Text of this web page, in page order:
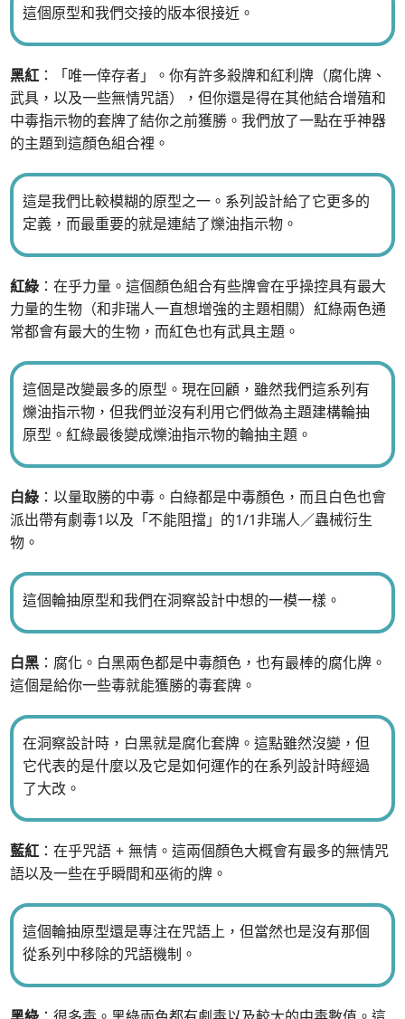
這個原型和我們交接的版本很接近。
黑紅 ：「唯一倖存者」。你有許多殺牌和紅利牌（腐化牌、
武具，以及一些無情咒語），但你還是得在其他結合增殖和
中毒指示物的套牌了結你之前獲勝。我們放了一點在乎神器
的主題到這顏色組合裡。
這是我們比較模糊的原型之一。系列設計給了它更多的
定義，而最重要的就是連結了爍油指示物。
紅綠 ：在乎力量。這個顏色組合有些牌會在乎操控具有最大
力量的生物（和非瑞人一直想增強的主題相關）紅綠兩色通
常都會有最大的生物，而紅色也有武具主題。
這個是改變最多的原型。現在回顧，雖然我們這系列有
爍油指示物，但我們並沒有利用它們做為主題建構輪抽
原型。紅綠最後變成爍油指示物的輪抽主題。
白綠 ：以量取勝的中毒。白綠都是中毒顏色，而且白色也會
派出帶有劇毒1以及「不能阻擋」的1/1非瑞人／蟲械衍生
物。
這個輪抽原型和我們在洞察設計中想的一模一樣。
白黑 ：腐化。白黑兩色都是中毒顏色，也有最棒的腐化牌。
這個是給你一些毒就能獲勝的毒套牌。
在洞察設計時，白黑就是腐化套牌。這點雖然沒變，但
它代表的是什麼以及它是如何運作的在系列設計時經過
了大改。
藍紅 ：在乎咒語 + 無情。這兩個顏色大概會有最多的無情咒
語以及一些在乎瞬間和巫術的牌。
這個輪抽原型還是專注在咒語上，但當然也是沒有那個
從系列中移除的咒語機制。